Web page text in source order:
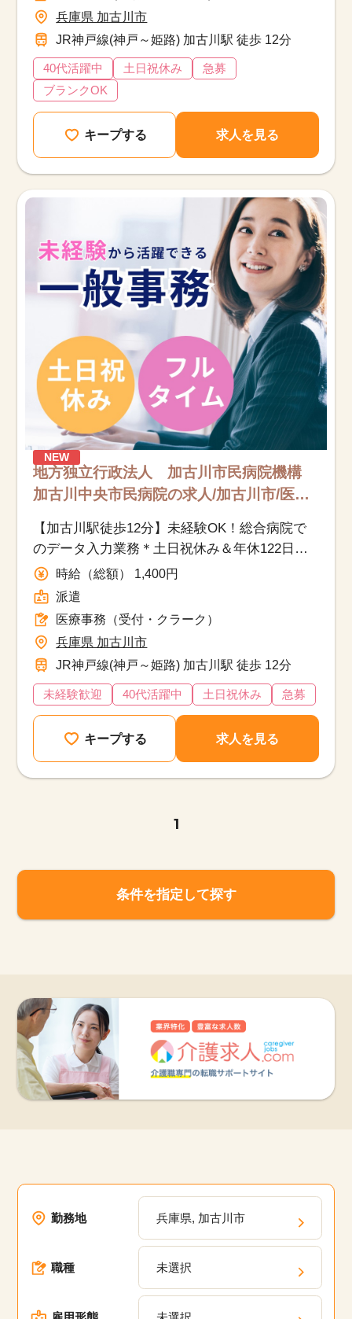
兵庫県 加古川市
JR神戸線(神戸～姫路) 加古川駅 徒歩 12分
40代活躍中 土日祝休み
急募
ブランクOK
キープする 求人を見る
NEW
地方独立行政法人 加古川市民病院機構
加古川中央市民病院の求人/加古川市/医療
事務（受付・クラーク）/派遣
【加古川駅徒歩12分】未経験OK！総合病院で
のデータ入力業務＊土日祝休み＆年休122日／
時給1,400円＋交通費全額支給
時給（総額） 1,400円
派遣
医療事務（受付・クラーク）
兵庫県 加古川市
JR神戸線(神戸～姫路) 加古川駅 徒歩 12分
未経験歓迎 40代活躍中 土日祝休み 急募
キープする 求人を見る
1
条件を指定して探す
勤務地 兵庫県, 加古川市
職種 未選択